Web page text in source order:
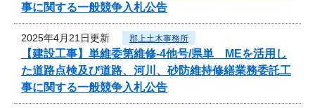
事に関する一般競争入札公告
2025年4月21日更新 郡上土木事務所
【建設工事】単維委第維修‐4他号/県単 MEを活用し
た道路点検及び道路、河川、砂防維持修繕業務委託工
事に関する一般競争入札公告